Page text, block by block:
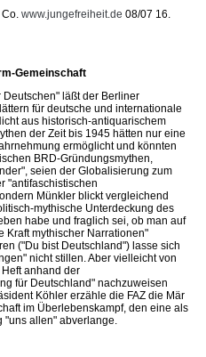
www.jungefreiheit.de 08/07 16.
Gemeinschaft
läßt der Berliner
für deutsche und internationale
aus historisch-antiquarischem
der Zeit bis 1945 hätten nur eine
ermöglicht und könnten
BRD-Gründungsmythen,
seien der Globalisierung zum
"antifaschistischen
Münkler blickt vergleichend
mythische Unterdeckung des
habe und fraglich sei, ob man auf
Kraft mythischer Narrationen"
("Du bist Deutschland") lasse sich
nicht stillen. Aber vielleicht von
anhand der
für Deutschland" nachzuweisen
Köhler erzähle die FAZ die Mär
im Überlebenskampf, den eine als
"uns allen" abverlange.